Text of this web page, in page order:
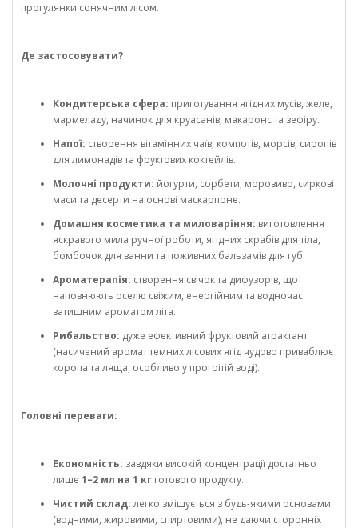
прогулянки сонячним лісом.
Де застосовувати?
Кондитерська сфера: приготування ягідних мусів, желе,
мармеладу, начинок для круасанів, макаронс та зефіру.
Напої: створення вітамінних чаїв, компотів, морсів, сиропів
для лимонадів та фруктових коктейлів.
Молочні продукти: йогурти, сорбети, морозиво, сиркові
маси та десерти на основі маскарпоне.
Домашня косметика та миловаріння: виготовлення
яскравого мила ручної роботи, ягідних скрабів для тіла,
бомбочок для ванни та поживних бальзамів для губ.
Ароматерапія: створення свічок та дифузорів, що
наповнюють оселю свіжим, енергійним та водночас
затишним ароматом літа.
Рибальство: дуже ефективний фруктовий атрактант
(насичений аромат темних лісових ягід чудово приваблює
коропа та ляща, особливо у прогрітій воді).
Головні переваги:
Економність: завдяки високій концентрації достатньо
лише 1–2 мл на 1 кг готового продукту.
Чистий склад: легко змішується з будь-якими основами
(водними, жировими, спиртовими), не даючи сторонніх